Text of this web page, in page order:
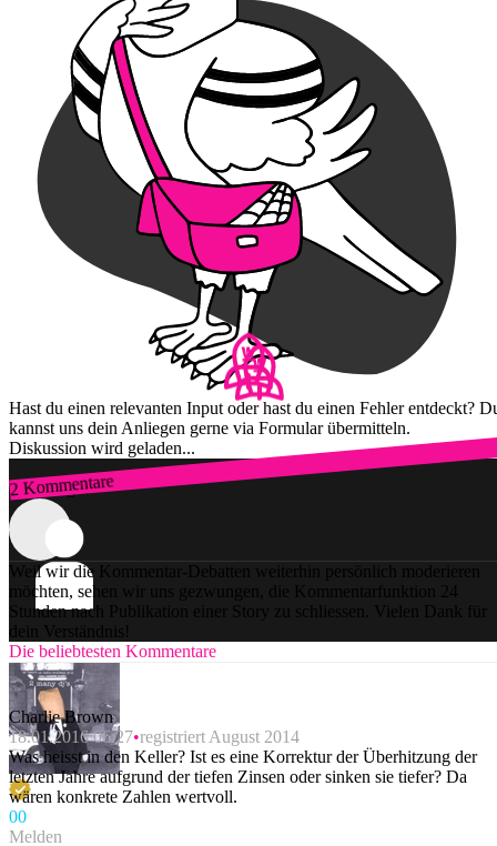
Hast du einen relevanten Input oder hast du einen Fehler entdeckt?
kannst uns dein Anliegen gerne via Formular übermitteln.
Diskussion wird geladen...
2 Kommentare
Zum Login
Weil wir die Kommentar-Debatten weiterhin persönlich moderieren
möchten, sehen wir uns gezwungen, die Kommentarfunktion 24
Stunden nach Publikation einer Story zu schliessen. Vielen Dank für
dein Verständnis!
Die beliebtesten Kommentare
Charlie Brown
18.01.2016 06:27 registriert August 2014
Was heisst in den Keller? Ist es eine Korrektur der Überhitzung der
letzten Jahre aufgrund der tiefen Zinsen oder sinken sie tiefer? Da
wären konkrete Zahlen wertvoll.
00
Melden